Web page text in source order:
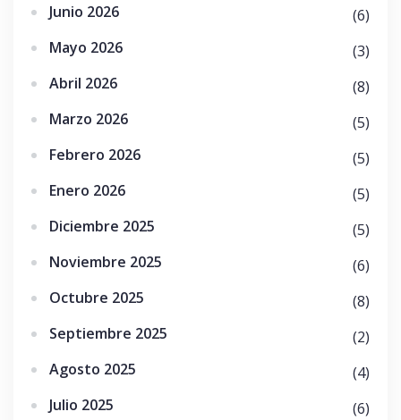
Junio 2026
(6)
Mayo 2026
(3)
Abril 2026
(8)
Marzo 2026
(5)
Febrero 2026
(5)
Enero 2026
(5)
Diciembre 2025
(5)
Noviembre 2025
(6)
Octubre 2025
(8)
Septiembre 2025
(2)
Agosto 2025
(4)
Julio 2025
(6)